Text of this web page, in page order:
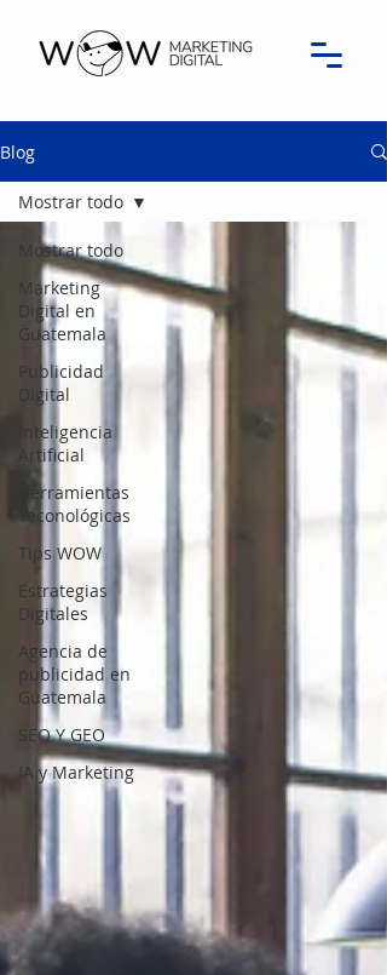
Blog
Mostrar todo
Marketing
Digital en
Guatemala
Publicidad
Digital
Inteligencia
Artificial
Herramientas
Teconológicas
Tips WOW
Estrategias
Digitales
Agencia de
publicidad en
Guatemala
SEO Y GEO
IA y Marketing
Mostrar todo